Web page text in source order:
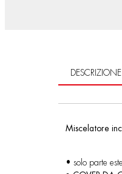
DESCRIZIONE
Miscelatore
• solo parte